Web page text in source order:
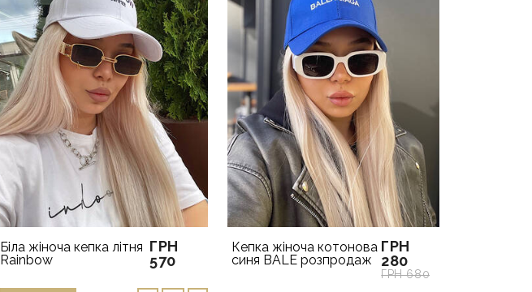
Біла жіноча кепка літня
Rainbow
ГРН
570
Кепка жіноча котонова
синя BALE розпродаж
ГРН
280
ГРН 680